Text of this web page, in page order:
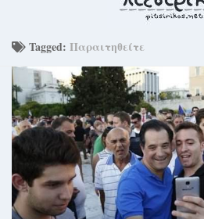
Ρίζα & Διάρκεια
Στοχασμοί & αποφθέγματα
Διαφήμιση
Γίνετε συνδρομητής
Μόνο για συνδρομητές
Log in
Tagged: Παραιτηθείτε